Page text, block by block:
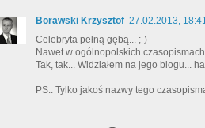
Borawski Krzysztof 27.02.2013, 18:41
Celebryta pełną gębą... ;-)
Nawet w ogólnopolskich
Tak, tak... Widziałem na jego blogu... ha
PS.: Tylko jakoś nazwy tego